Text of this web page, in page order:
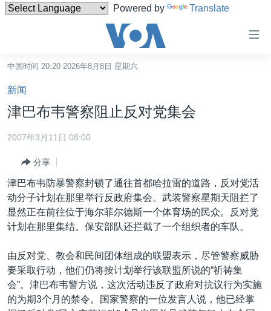
Powered by Translate
碍
链
接
跳
转
容
跳
转
到
跳
检
港澳
国际
最新国际新闻
印太
中东
欧洲
非洲
分类新闻
经济·金融·贸易
人权·法律·宗教
科教·文娱·体健
军事
美中关系
热点专题
白宫要闻
国会报道
VOA视频
VOA今日焦点
中国时间 20:20 2026年8月8日 星期六
新闻
津巴布韦警察阻止反对党集会
2007年3月11日 08:00
分享
津巴布韦防暴警察封锁了通往首都哈拉雷的道路，反对党活
动分子计划在那里举行反政府集会。武装警察星期天阻拦了
显然正在前往位于海尔菲尔德斯一个体育场的民众。反对党
计划在那里集结。保安部队还拦截了一个组织者的车队。
由反对党、教会和民间团体组成的联盟表示，尽管警察威胁
要采取行动，他们仍将按计划举行该联盟所说的“祈祷集
会”。津巴布韦警方说，这次活动违反了政府对抗议行为实施
的为期3个月的禁令。国家警察的一位发言人说，他已经掌